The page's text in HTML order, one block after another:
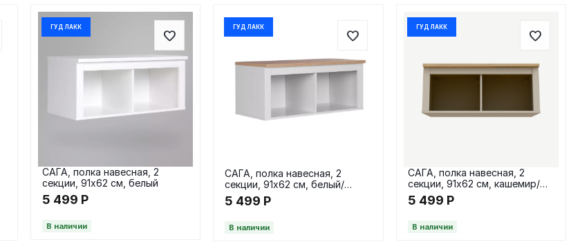
ГУД ЛАКК
САГА, полка навесная, 2
секции, 91х62 см, белый
5 499 Р
В наличии
ГУД ЛАКК
САГА, полка навесная, 2
секции, 91х62 см, белый/
ясень
5 499 Р
В наличии
ГУД ЛАКК
САГА, полка навесная, 2
секции, 91х62 см, кашемир/
ясень
5 499 Р
В наличии